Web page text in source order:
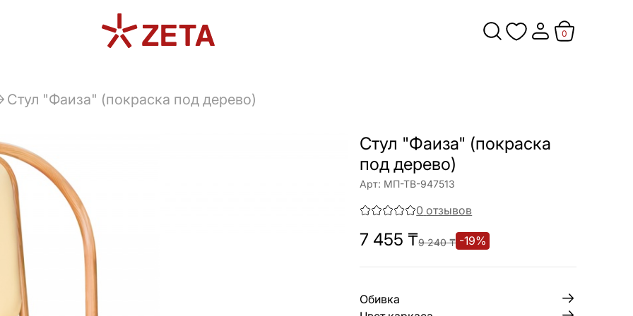
0
Стул "Фаиза" (покраска под дерево)
Стул "Фаиза" (покраска
под дерево)
Арт: МП-ТВ-947513
0 отзывов
7 455 ₸9 240₸ -19%
Обивка